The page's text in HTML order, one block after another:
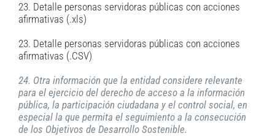
23. Detalle personas servidoras públicas con acciones
afirmativas (.xls)
23. Detalle personas servidoras públicas con acciones
afirmativas (.CSV)
24. Otra información que la entidad considere relevante
para el ejercicio del derecho de acceso a la información
pública, la participación ciudadana y el control social, en
especial la que permita el seguimiento a la consecución
de los Objetivos de Desarrollo Sostenible.